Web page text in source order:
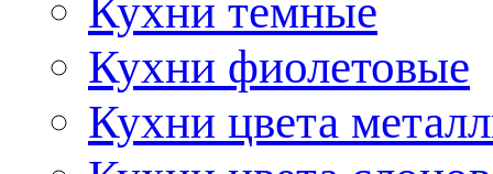
Кухни темные
Кухни фиолетовые
Кухни цвета